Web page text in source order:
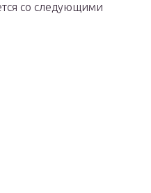
со следующими